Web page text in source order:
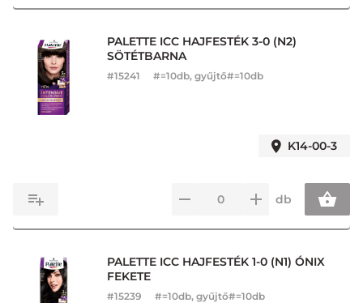
PALETTE ICC HAJFESTÉK 3-0 (N2)
SÖTÉTBARNA
#15241 #=10db, gyűjtő#=10db
K14-00-3
db
PALETTE ICC HAJFESTÉK 1-0 (N1) ÓNIX
FEKETE
#15239 #=10db, gyűjtő#=10db